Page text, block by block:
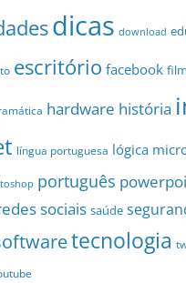
dicas download
escritório facebook
hardware história
língua portuguesa lógica
português
sociais saúde
tecnologia